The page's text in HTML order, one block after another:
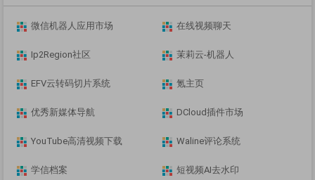
微信机器人应用市场 在线视频聊天
Ip2Region社区 茉莉云-机器人
EFV云转码切片系统 氪主页
优秀新媒体导航 DCloud插件市场
YouTube高清视频下载 Waline评论系统
学信档案 短视频AI去水印